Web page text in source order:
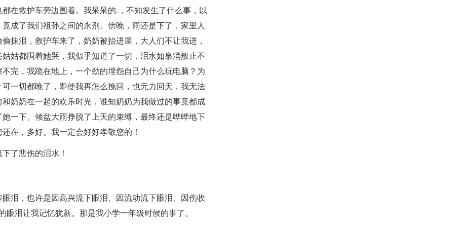
在救护车旁边围着。我呆呆的.，不知发生了什么事，以
成了我们祖孙之间的永别。傍晚，雨还是下了，家里人
抹泪，救护车来了，奶奶被抬进屋，大人们不让我进，
姑都围着她哭，我似乎知道了一切，泪水如泉涌般止不
完，我跪在地上，一个劲的埋怨自己为什么玩电脑？为
一切都晚了，即使我再怎么挽回，也无力回天，我无法
奶奶在一起的欢乐时光，谁知奶奶为我做过的事竟都成
一下。倾盆大雨挣脱了上天的束缚，最终还是哗哗地下
在，多好。我一定会好好孝敬您的！
了悲伤的泪水！
泪，也许是因高兴流下眼泪、因流动流下眼泪、因伤收
泪让我记忆犹新。那是我小学一年级时候的事了。